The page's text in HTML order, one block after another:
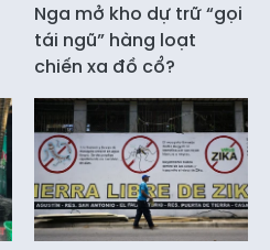
Nga mở kho dự trữ “gọi
tái ngũ” hàng loạt
chiến xa đồ cổ?